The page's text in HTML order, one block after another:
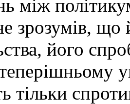
між
зрозумів, що
його
тільки